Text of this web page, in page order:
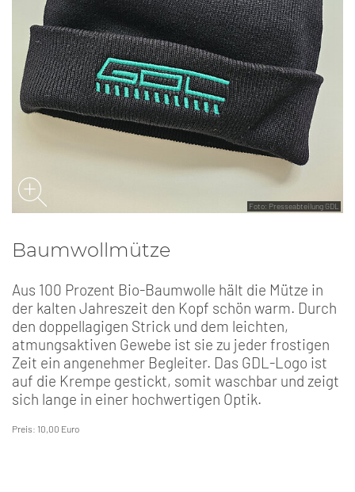
Foto: Presseabteilung GDL
Baumwollmütze
Aus 100 Prozent Bio-Baumwolle hält die Mütze in
der kalten Jahreszeit den Kopf schön warm. Durch
den doppellagigen Strick und dem leichten,
atmungsaktiven Gewebe ist sie zu jeder frostigen
Zeit ein angenehmer Begleiter. Das GDL-Logo ist
auf die Krempe gestickt, somit waschbar und zeigt
sich lange in einer hochwertigen Optik.
Preis: 10,00 Euro